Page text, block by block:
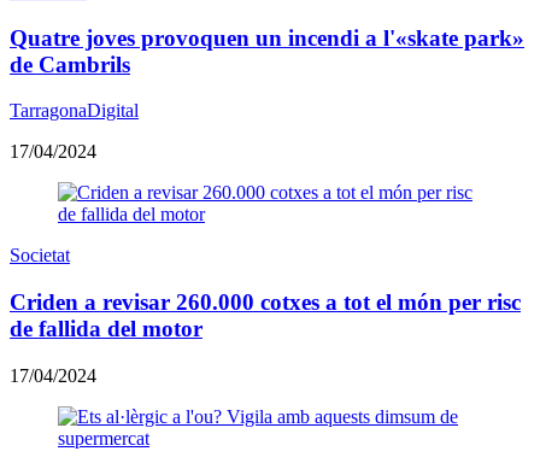
Quatre joves provoquen un incendi a l'«skate park»
de Cambrils
TarragonaDigital
17/04/2024
Societat
Criden a revisar 260.000 cotxes a tot el món per risc
de fallida del motor
17/04/2024